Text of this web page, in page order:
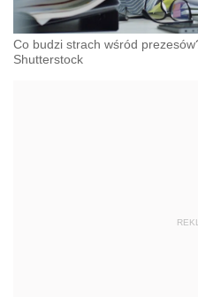
Co budzi strach wśród
Shutterstock